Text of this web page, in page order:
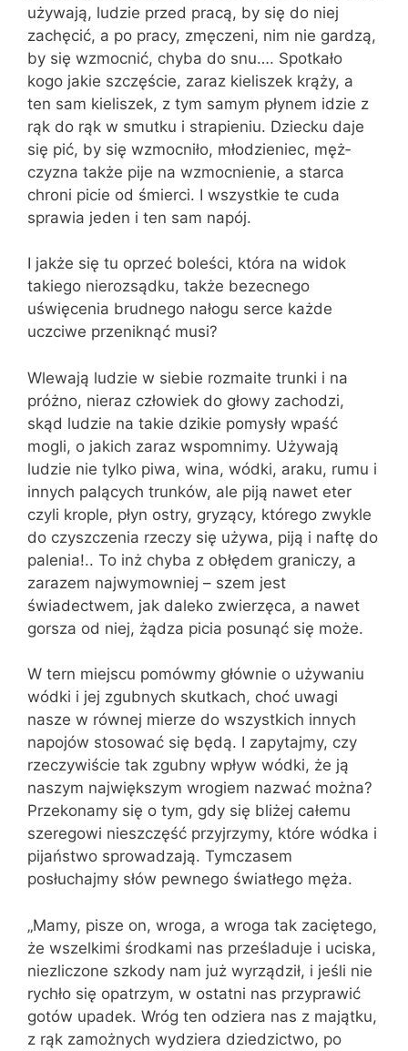
używają, ludzie przed pracą, by się do niej
zachęcić, a po pracy, zmęczeni, nim nie gardzą,
by się wzmocnić, chyba do snu…. Spotkało
kogo jakie szczęście, za­raz kieliszek krąży, a
ten sam kieliszek, z tym samym płynem idzie z
rąk do rąk w smutku i strapieniu. Dziecku daje
się pić, by się wzmocniło, młodzieniec, męż­
czyzna także pije na wzmocnienie, a star­ca
chroni picie od śmierci. I wszystkie te cuda
sprawia jeden i ten sam napój.
I jakże się tu oprzeć boleści, która na widok
takiego nierozsądku, także bezecnego
uświęcenia brudnego nałogu serce każde
uczciwe przeniknąć musi?
Wlewają ludzie w siebie rozmaite trun­ki i na
próżno, nieraz człowiek do głowy zachodzi,
skąd ludzie na takie dzikie po­mysły wpaść
mogli, o jakich zaraz wspo­mnimy. Używają
ludzie nie tylko piwa, wina, wódki, araku, rumu i
innych pa­lących trunków, ale piją nawet eter
czyli krople, płyn ostry, gryzący, którego zwy­kle
do czyszczenia rzeczy się używa, piją i naftę do
palenia!.. To inż chyba z obłę­dem graniczy, a
zarazem najwymowniej – szem jest
świadectwem, jak daleko zwie­rzęca, a nawet
gorsza od niej, żądza picia posunąć się może.
W tern miejscu pomówmy głównie o uży­waniu
wódki i jej zgubnych skutkach, choć uwagi
nasze w równej mierze do wszystkich innych
napojów stosować się będą. I zapytajmy, czy
rzeczywiście tak zgubny wpływ wódki, że ją
naszym naj­większym wrogiem nazwać można?
Prze­konamy się o tym, gdy się bliżej całemu
szeregowi nieszczęść przyjrzymy, które wódka i
pijaństwo sprowadzają. Tym­czasem
posłuchajmy słów pewnego świa­tłego męża.
„Mamy, pisze on, wroga, a wroga tak zaciętego,
że wszelkimi środkami nas prze­śladuje i uciska,
niezliczone szkody nam już wyrządził, i jeśli nie
rychło się opatrzym, w ostatni nas przyprawić
gotów upadek. Wróg ten odziera nas z ma­jątku,
z rąk zamożnych wydziera dzie­dzictwo, po